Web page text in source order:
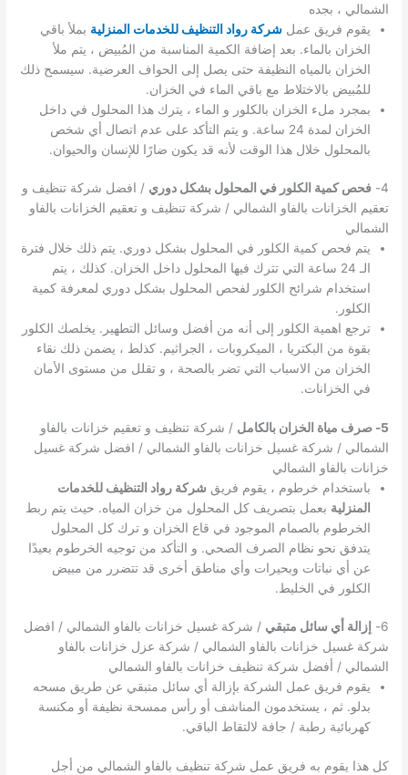
الشمالي ، بجده
يقوم فريق عملشركة رواد التنظيف للخدمات المنزلية بملأ باقي
الخزان بالماء. بعد إضافة الكمية المناسبة من المُبيض ، يتم ملأ
الخزان بالمياه النظيفة حتى يصل إلى الحواف العرضية. سيسمح ذلك
للمُبيض بالاختلاط مع باقي الماء في الخزان.
بمجرد ملء الخزان بالكلور و الماء ، يترك هذا المحلول في داخل
الخزان لمدة 24 ساعة. و يتم التأكد على عدم اتصال أي شخص
بالمحلول خلال هذا الوقت لأنه قد يكون ضارًا للإنسان والحيوان.
4- فحص كمية الكلور في المحلول بشكل دوري / افضل شركة تنظيف و
تعقيم الخزانات بالفاو الشمالي / شركة تنظيف و تعقيم الخزانات بالفاو
الشمالي
يتم فحص كمية الكلور في المحلول بشكل دوري. يتم ذلك خلال فترة
الـ 24 ساعة التي تترك فيها المحلول داخل الخزان. كذلك ، يتم
استخدام شرائح الكلور لفحص المحلول بشكل دوري لمعرفة كمية
الكلور.
ترجع اهمية الكلور إلى أنه من أفضل وسائل التطهير. يخلصك الكلور
بقوة من البكتريا ، الميكروبات ، الجراثيم. كذلط ، يضمن ذلك نقاء
الخزان من الاسباب التي تضر بالصحة ، و تقلل من مستوى الأمان
في الخزانات.
5- صرف مياة الخزان بالكامل
/ شركة تنظيف و تعقيم خزانات بالفاو
الشمالي / شركة غسيل خزانات بالفاو الشمالي / افضل شركة غسيل
خزانات بالفاو الشمالي
باستخدام خرطوم ، يقوم فريق شركة رواد التنظيف للخدمات
المنزلية بعمل بتصريف كل المحلول من خزان المياه. حيث يتم ربط
الخرطوم بالصمام الموجود في قاع الخزان و ترك كل المحلول
يتدفق نحو نظام الصرف الصحي. و التأكد من توجيه الخرطوم بعيدًا
عن أي نباتات وبحيرات وأي مناطق أخرى قد تتضرر من مبيض
الكلور في الخليط.
6- إزالة أي سائل متبقي / شركة غسيل خزانات بالفاو الشمالي / افضل
شركة غسيل خزانات بالفاو الشمالي / شركة عزل خزانات بالفاو
الشمالي / أفضل شركة تنظيف خزانات بالفاو الشمالي
يقوم فريق عمل الشركة بإزالة أي سائل متبقي عن طريق مسحه
بدلو. ثم ، يستخدمون المناشف أو رأس ممسحة نظيفة أو مكنسة
كهربائية رطبة / جافة لالتقاط الباقي.
كل هذا يقوم به فريق عمل شركة تنظيف بالفاو الشمالي من أجل